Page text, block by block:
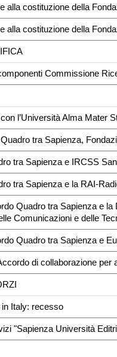
alla costituzione della
alla costituzione della
Commissione
l’Università Alma Mater
tra Sapienza,
tra Sapienza e IRCSS
tra Sapienza e la RAI-
Quadro tra Sapienza e
Comunicazioni e delle
Quadro tra Sapienza e
di collaborazione
Italy: recesso
"Sapienza Università